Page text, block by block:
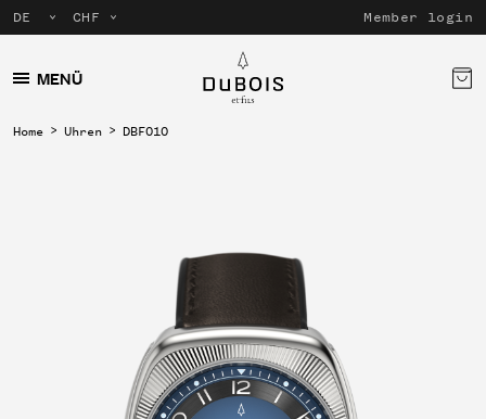
Member login
MENÜ
Home Uhren DBF010